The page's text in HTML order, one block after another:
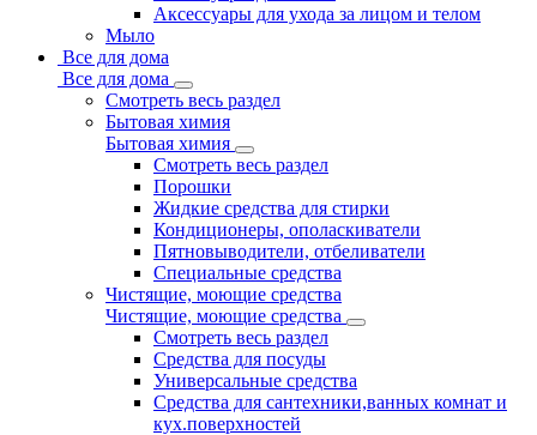
Аксессуары для ухода за лицом и телом
Мыло
Все для дома
Все для дома
Смотреть весь раздел
Бытовая химия
Бытовая химия
Смотреть весь раздел
Порошки
Жидкие средства для стирки
Кондиционеры, ополаскиватели
Пятновыводители, отбеливатели
Специальные средства
Чистящие, моющие средства
Чистящие, моющие средства
Смотреть весь раздел
Средства для посуды
Универсальные средства
Средства для сантехники,ванных комнат и
кух.поверхностей